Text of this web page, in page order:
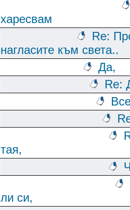
харесвам
Re:
нагласите към света..
Да,
Re:
тая,
ли си,